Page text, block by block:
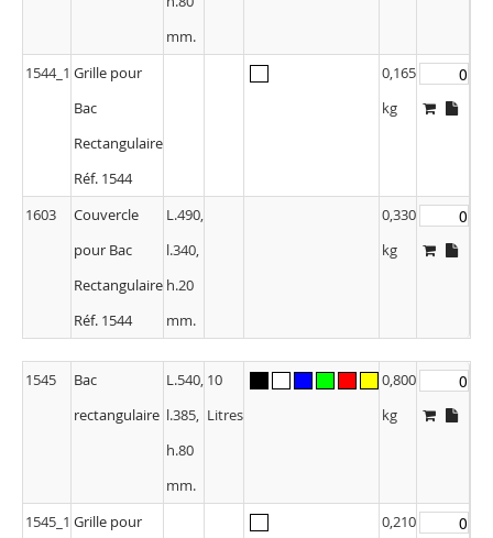
mm.
1544_1 Grille pour
Bac
Rectangulaire
Réf. 1544
0,165
kg
1603
Couvercle
pour Bac
Rectangulaire
Réf. 1544
L.490,
l.340,
h.20
mm.
0,330
kg
1545
Bac
rectangulaire
L.540,
l.385,
h.80
mm.
10
Litres
0,800
kg
1545_1 Grille pour
0,210